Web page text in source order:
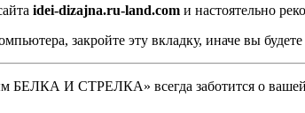
idei-dizajna.ru-land.com и настоятельно
закройте эту вкладку, иначе вы
И СТРЕЛКА» всегда заботится о вашей